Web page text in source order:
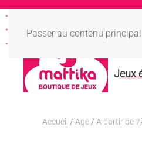
Passer au contenu principal
Jeux
Accueil / Age / A partir de